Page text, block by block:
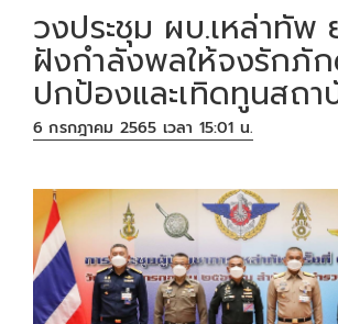
วงประชุม ผบ.เหล่าทัพ
ฝังกำลังพลให้จงรักภั
ปกป้องและเทิดทูนสถา
6 กรกฎาคม 2565 เวลา 15:01 น.